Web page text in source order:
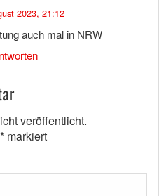
2023, 21:12
auch mal in NRW
veröffentlicht.
* markiert